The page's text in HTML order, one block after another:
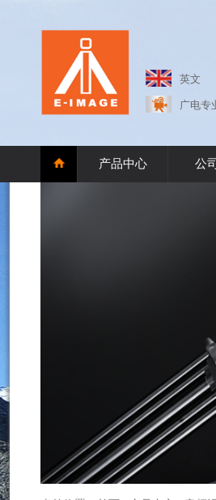
英文
广电专
产品中心 公